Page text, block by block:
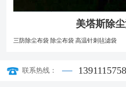
美塔斯除
三防除尘布袋 除尘布袋高温针刺毡滤袋
联系热线：